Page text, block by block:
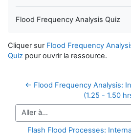
Flood Frequency Analysis Quiz
Cliquer sur Flood Frequency
Quiz pour ouvrir la ressource.
← Flood Frequency Analysis:
(1.25 - 1.50
Aller à…
Flash Flood Processes: